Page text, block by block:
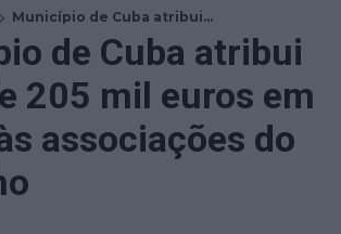
Município de Cuba atribui...
de Cuba atribui
205 mil euros em
associações do